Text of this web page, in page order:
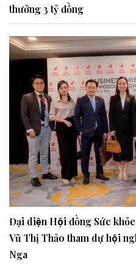
thưởng 3 tỷ đồng
Đại diện Hội đồng Sức khỏe
Vũ Thị Thảo tham dự hội
Nga